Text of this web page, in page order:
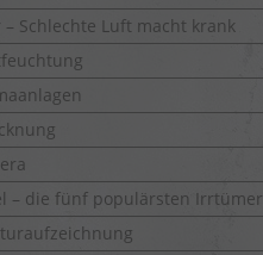
– Schlechte Luft macht krank
– die fünf populärsten Irrtümer